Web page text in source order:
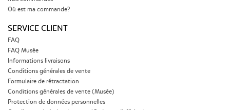
Où est ma commande?
SERVICE CLIENT
FAQ
FAQ Musée
Informations livraisons
Conditions générales de vente
Formulaire de rétractation
Conditions générales de vente (Musée)
Protection de données personnelles